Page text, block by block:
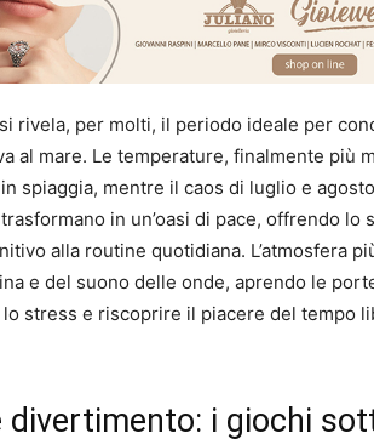
rivela, per molti, il periodo ideale per
al mare. Le temperature, finalmente più
spiaggia, mentre il caos di luglio e
in un’oasi di pace, offrendo
alla routine quotidiana. L’atmosfera
e del suono delle onde, aprendo le
stress e riscoprire il piacere del tempo
divertimento: i giochi